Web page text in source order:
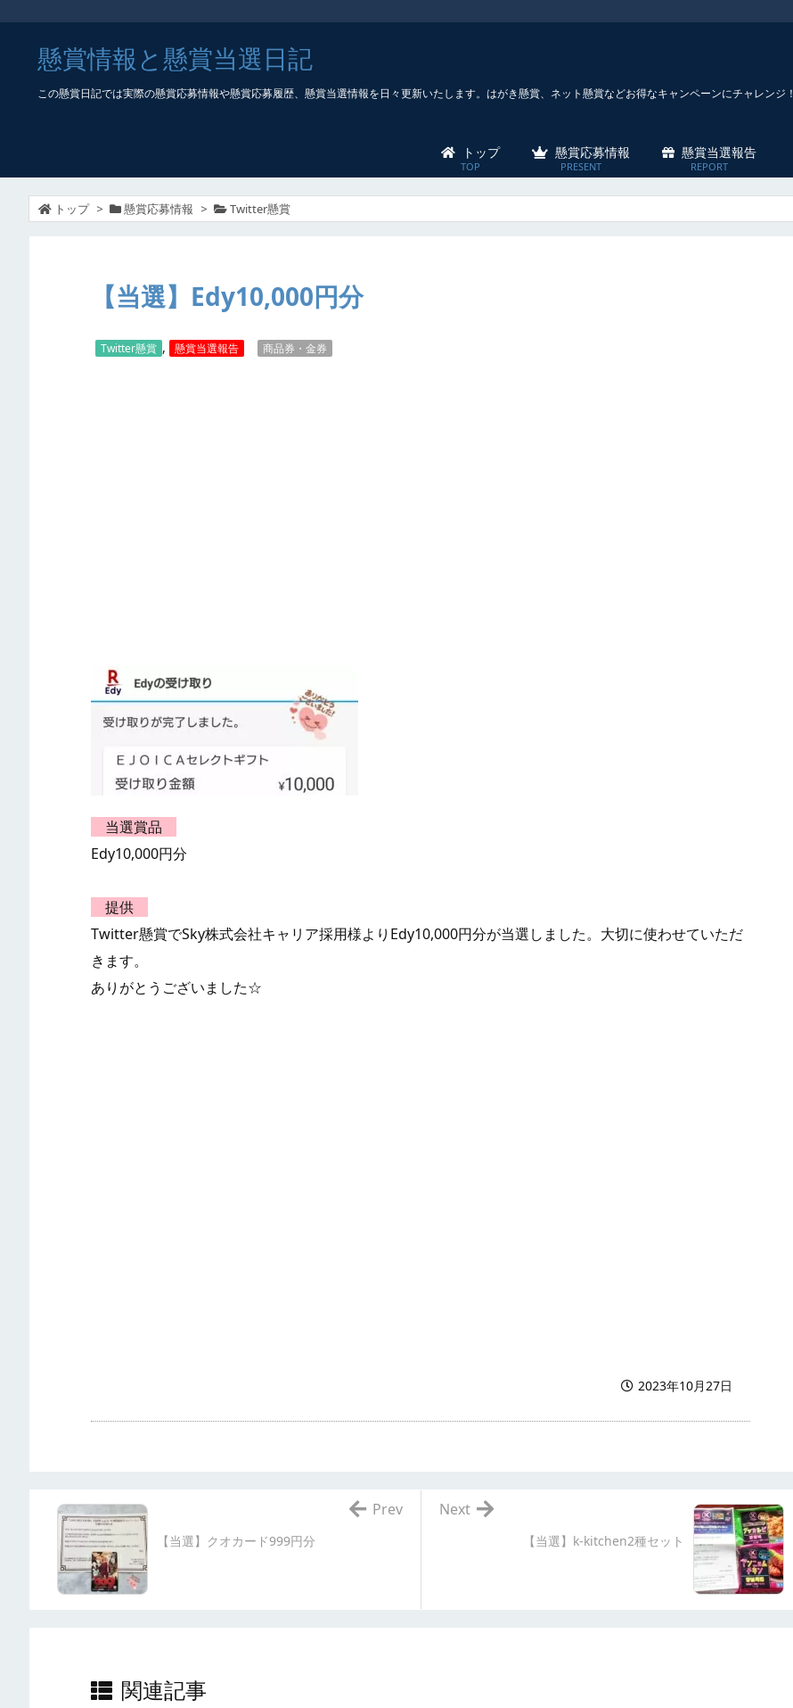
懸賞情報と懸賞当選日記
この懸賞日記では実際の懸賞応募情報や懸賞応募履歴、懸賞当選情報を日々更新いたします。はがき懸賞、ネット懸賞などお得なキャンペーンにチャレンジ！
トップ 懸賞応募情報 懸賞当選報告
トップ > 懸賞応募情報 > Twitter懸賞
【当選】Edy10,000円分
Twitter懸賞 , 懸賞当選報告 商品券・金券
当選賞品
Edy10,000円分
提供
Twitter懸賞でSky株式会社キャリア採用様よりEdy10,000円分が当選しました。大切に使わせていただ
きます。
ありがとうございました☆
2023年10月27日
【当選】k-kitchen2種セット
Next
【当選】クオカード999円分
Prev
関連記事